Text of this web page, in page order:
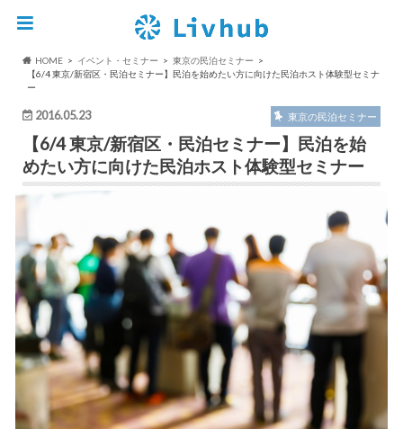
HOME イベント・セミナー
東京の民泊セミナー
【6/4 東京/新宿区・民泊セミナー】民泊を始めたい方に向けた民泊ホスト体験型セミナ
ー
2016.05.23 東京の民泊セミナー
【6/4 東京/新宿区・民泊セミナー】民泊を始
めたい方に向けた民泊ホスト体験型セミナー